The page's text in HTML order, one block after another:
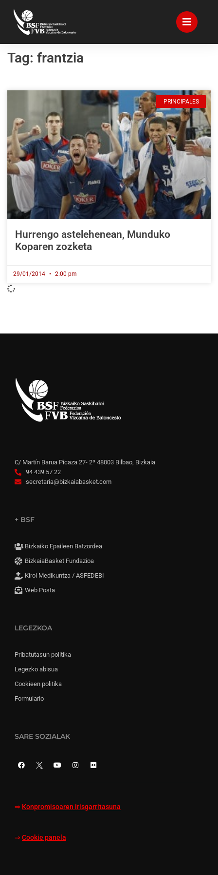
Tag: frantzia
PRINCIPALES
Hurrengo astelehenean, Munduko
Koparen zozketa
29/01/2014 2:00 pm
C/ Martín Barua Picaza 27- 2º 48003 Bilbao, Bizkaia
94 439 57 22
secretaria@bizkaiabasket.com
+ BSF
Bizkaiko Epaileen Batzordea
BizkaiaBasket Fundazioa
Kirol Medikuntza / ASFEDEBI
Web Posta
LEGEZKOA
Pribatutasun politika
Legezko abisua
Cookieen politika
Formulario
SARE SOZIALAK
⇒ Konpromisoaren irisgarritasuna
⇒ Cookie panela